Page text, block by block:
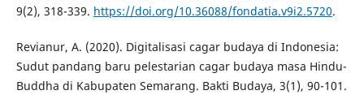
9(2), 318-339. https://doi.org/10.36088/fondatia.v9i2.5720.
Revianur, A. (2020). Digitalisasi cagar budaya di Indonesia:
Sudut pandang baru pelestarian cagar budaya masa Hindu-
Buddha di Kabupaten Semarang. Bakti Budaya, 3(1), 90-101.